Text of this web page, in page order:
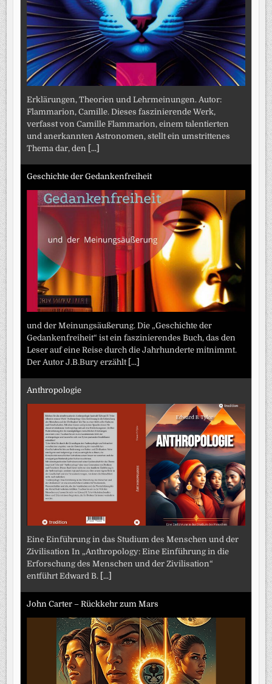
Erklärungen, Theorien und Lehrmeinungen. Autor:
Flammarion, Camille. Dieses faszinierende Werk,
verfasst von Camille Flammarion, einem talentierten
und anerkannten Astronomen, stellt ein umstrittenes
Thema dar, den [...]
Geschichte der Gedankenfreiheit
und der Meinungsäußerung. Die „Geschichte der
Gedankenfreiheit“ ist ein faszinierendes Buch, das den
Leser auf eine Reise durch die Jahrhunderte mitnimmt.
Der Autor J.B.Bury erzählt [...]
Anthropologie
Eine Einführung in das Studium des Menschen und der
Zivilisation In „Anthropology: Eine Einführung in die
Erforschung des Menschen und der Zivilisation“
entführt Edward B. [...]
John Carter – Rückkehr zum Mars